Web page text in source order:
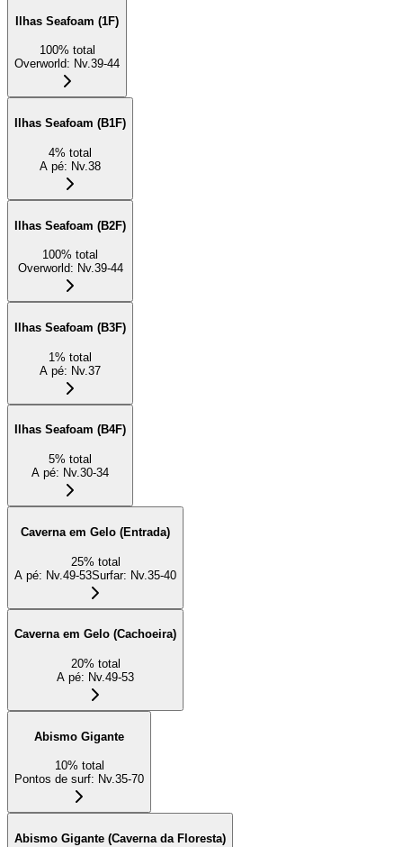
Ilhas Seafoam (1F)
100% total
Overworld: Nv.39-44
Ilhas Seafoam (B1F)
4% total
A pé: Nv.38
Ilhas Seafoam (B2F)
100% total
Overworld: Nv.39-44
Ilhas Seafoam (B3F)
1% total
A pé: Nv.37
Ilhas Seafoam (B4F)
5% total
A pé: Nv.30-34
Caverna em Gelo (Entrada)
25% total
A pé: Nv.49-53Surfar: Nv.35-40
Caverna em Gelo (Cachoeira)
20% total
A pé: Nv.49-53
Abismo Gigante
10% total
Pontos de surf: Nv.35-70
Abismo Gigante (Caverna da Floresta)